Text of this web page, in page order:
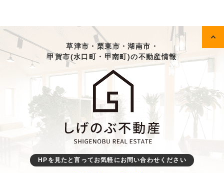
草津市・栗東市・湖南市・
甲賀市(水口町・甲南町)の不動産情報
HPを見たと言ってお気軽にお問い合わせください